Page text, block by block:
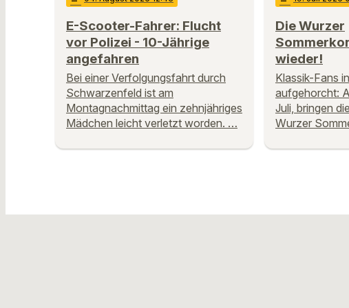
E-Scooter-Fahrer: Flucht
vor Polizei - 10-Jährige
angefahren
Bei einer Verfolgungsfahrt durch
Schwarzenfeld ist am
Montagnachmittag ein zehnjähriges
Mädchen leicht verletzt worden. …
Die Wurzer
wieder!
Klassik-Fans
aufgehorcht:
Juli, bringen
Wurzer